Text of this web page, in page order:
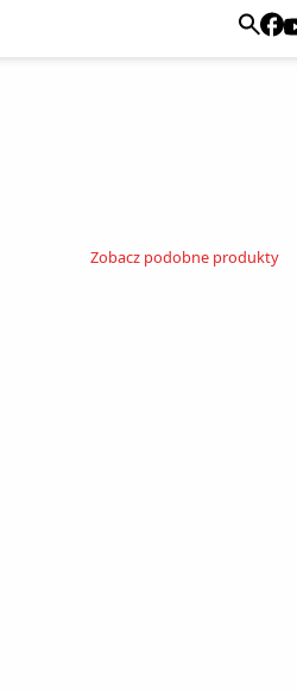
Zobacz podobne produkty